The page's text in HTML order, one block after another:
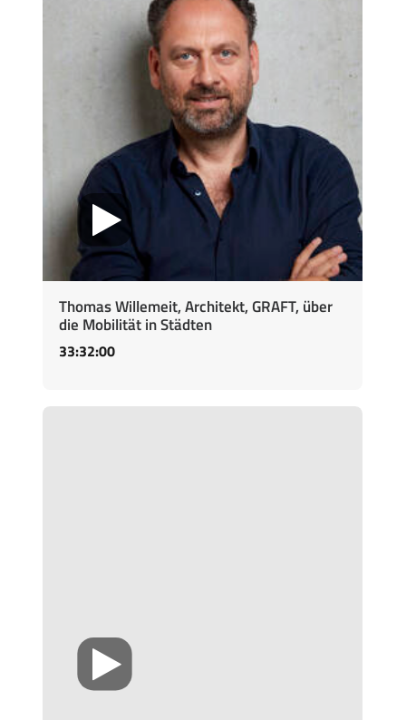
Thomas Willemeit, Architekt, GRAFT, über
die Mobilität in Städten
33:32:00